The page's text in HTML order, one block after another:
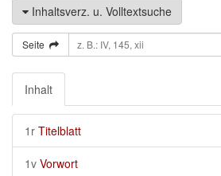
Inhaltsverz. u. Volltextsuche
Seite
Inhalt
1r Titelblatt
1v Vorwort